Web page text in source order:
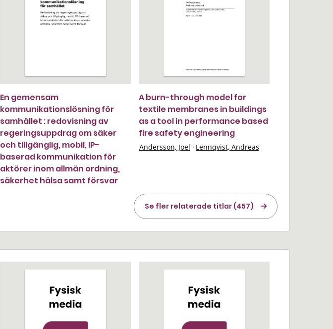
En gemensam
kommunikationslösning för
samhället : redovisning av
regeringsuppdrag om säker
och tillgänglig, mobil, IP-
baserad kommunikation för
aktörer inom allmän ordning,
säkerhet hälsa samt försvar
A burn-through model for
textile membranes in buildings
as a tool in performance based
fire safety engineering
Andersson, Joel · Lennqvist, Andreas
Se fler relaterade titlar (457)